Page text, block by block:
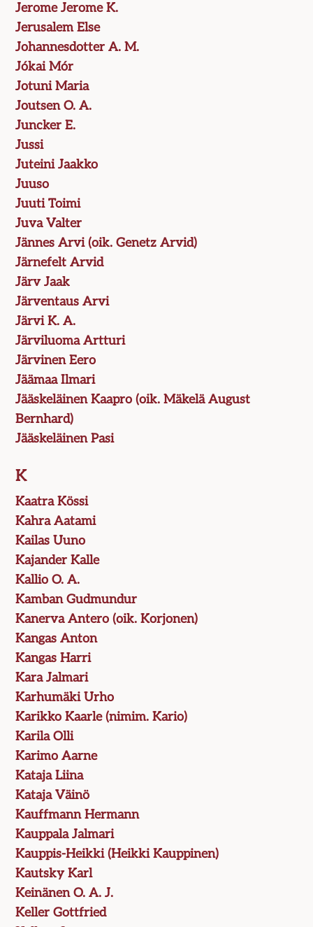
Jerome Jerome K.
Jerusalem Else
Johannesdotter A. M.
Jókai Mór
Jotuni Maria
Joutsen O. A.
Juncker E.
Jussi
Juteini Jaakko
Juuso
Juuti Toimi
Juva Valter
Jännes Arvi (oik. Genetz Arvid)
Järnefelt Arvid
Järv Jaak
Järventaus Arvi
Järvi K. A.
Järviluoma Artturi
Järvinen Eero
Jäämaa Ilmari
Jääskeläinen Kaapro (oik. Mäkelä August
Bernhard)
Jääskeläinen Pasi
K
Kaatra Kössi
Kahra Aatami
Kailas Uuno
Kajander Kalle
Kallio O. A.
Kamban Gudmundur
Kanerva Antero (oik. Korjonen)
Kangas Anton
Kangas Harri
Kara Jalmari
Karhumäki Urho
Karikko Kaarle (nimim. Kario)
Karila Olli
Karimo Aarne
Kataja Liina
Kataja Väinö
Kauffmann Hermann
Kauppala Jalmari
Kauppis-Heikki (Heikki Kauppinen)
Kautsky Karl
Keinänen O. A. J.
Keller Gottfried